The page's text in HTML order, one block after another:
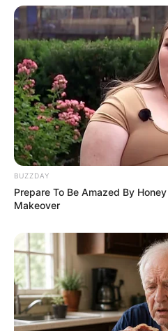
10 Pose Manekin Anti
Mainstream yang
Banget
8 Kata Lucu Seputar
Minggu ala Jomblo
Ngenes
BUZZDAY
Prepare To Be Amazed By
Makeover